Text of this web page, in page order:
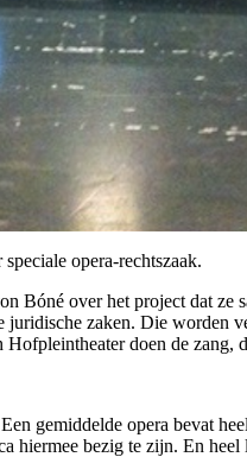
opera-rechtszaak.
Bóné over het project dat
juridische zaken. Die
doen de zang,
gemiddelde opera bevat
hiermee bezig te zijn. En heel